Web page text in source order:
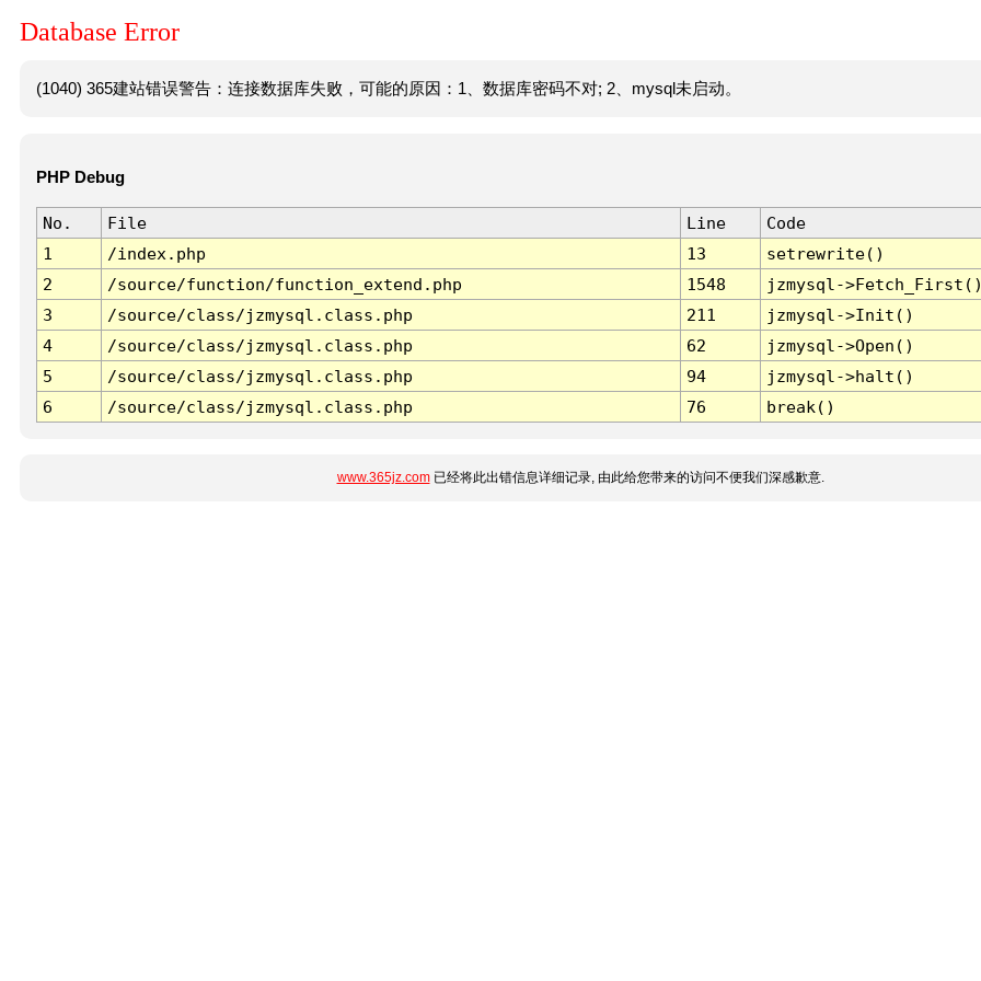
Database Error
(1040) 365建站错误警告：连接数据库失败，可能的原因：1、数据库密码不对; 2、mysql未启动。
PHP Debug
No. File Line
Code
1
/index.php 13
setrewrite()
2
/source/function/function_extend.php 1548
jzmysql-
3
/source/class/jzmysql.class.php 211
jzmysql->Init()
4
/source/class/jzmysql.class.php 62
jzmysql->Open()
5
/source/class/jzmysql.class.php 94
jzmysql->halt()
6
/source/class/jzmysql.class.php 76 break()
www.365jz.com已经将此出错信息详细记录, 由此给您带来的访问不便我们深感歉意.